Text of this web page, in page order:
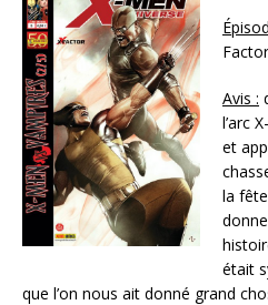
Avis :
l’arc
et
la
était
que l’on nous ait donné grand